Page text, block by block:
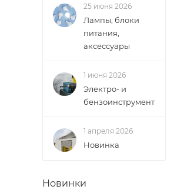
25 июня 2026
Лампы, блоки
питания,
аксессуары
1 июня 2026
Электро- и
бензоинструмент
1 апреля 2026
Новинка
Новинки